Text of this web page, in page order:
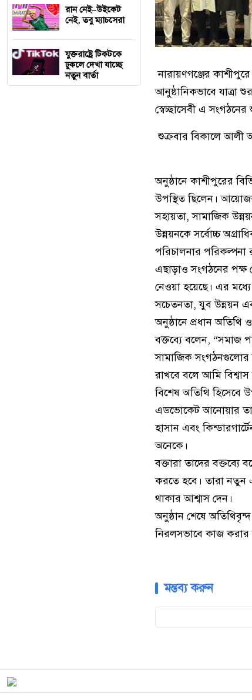
রান নেই–উইকেট
নেই, তবু ম্যাচসেরা
যুক্তরাষ্ট্রে টিকটকে
ঢুকলে দেখা যাচ্ছে
নতুন বার্তা
নারায়ণগঞ্জের
আনুষ্ঠানিকভাবে
স্বেচ্ছাসেবী এ
শুক্রবার বিকালে আলী
অনুষ্ঠানে কাশীপুরের
উপস্থিত ছিলেন।
সহায়তা, সামাজিক
উন্নয়নকে সর্বোচ্চ
পরিচালনার পরিকল্পনা
এছাড়াও সংগঠনের পক্ষ
নেওয়া হয়েছে। এর
সচেতনতা, যুব উন্নয়ন
অনুষ্ঠানে প্রধান অতিথি
বক্তব্যে বলেন, “সমাজ
সামাজিক সংগঠনগুলোর
রাখবে বলে আমি বিশ্বাস
বিশেষ অতিথি হিসেবে
এডভোকেট আনোয়ার
হাসান এবং
অনেকে।
বক্তারা তাদের বক্তব্যে
করতে হবে। তারা নতুন
থাকার আশ্বাস দেন।
অনুষ্ঠান শেষে
নিরলসভাবে কাজ করার
মন্তব্য করুন